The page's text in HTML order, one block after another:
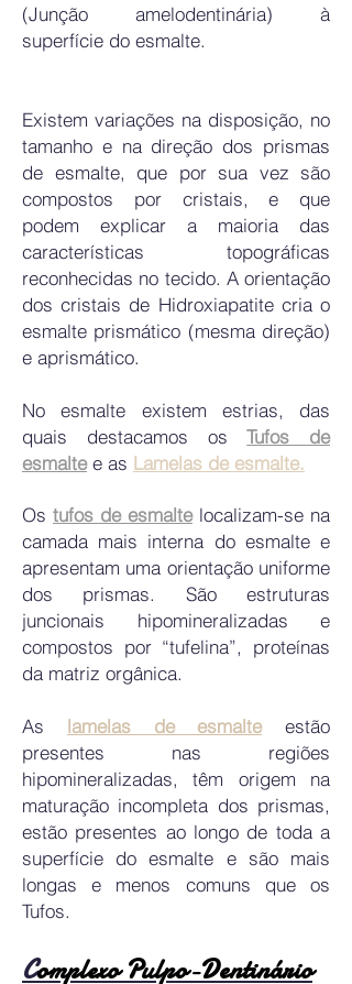
(Junção amelodentinária) à
superfície do esmalte.
Existem variações na disposição, no
tamanho e na direção dos prismas
de esmalte, que por sua vez são
compostos por cristais, e que
podem explicar a maioria das
características topográficas
reconhecidas no tecido. A orientação
dos cristais de Hidroxiapatite cria o
esmalte prismático (mesma direção)
e aprismático.
No esmalte existem estrias, das
quais destacamos osTufos de
esmaltee as Lamelas de esmalte.
Os tufos de esmaltelocalizam-se na
camada mais interna do esmalte e
apresentam uma orientação uniforme
dos prismas. São estruturas
juncionais hipomineralizadas e
compostos por “tufelina”, proteínas
da matriz orgânica.
As lamelas de esmalteestão
presentes nas regiões
hipomineralizadas, têm origem na
maturação incompleta dos prismas,
estão presentes ao longo de toda a
superfície do esmalte e são mais
longas e menos comuns que os
Tufos.
Complexo Pulpo-Dentinário